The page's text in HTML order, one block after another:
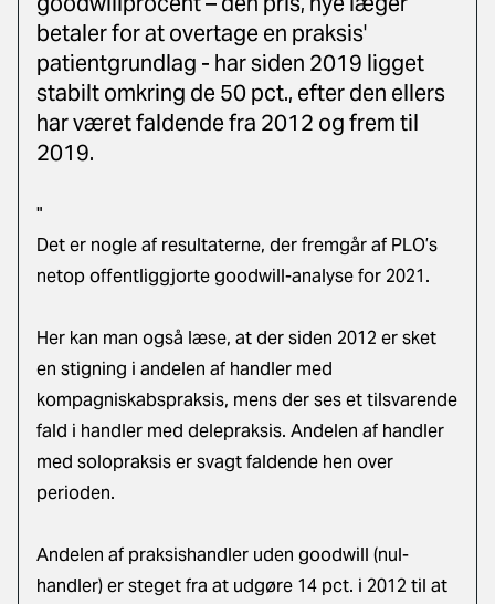
betaler for at overtage en praksis'
patientgrundlag - har siden 2019 ligget
stabilt omkring de 50 pct., efter den ellers
har været faldende fra 2012 og frem til
2019.
"
Det er nogle af resultaterne, der fremgår af PLO’s
netop offentliggjorte goodwill-analyse for 2021.
Her kan man også læse, at der siden 2012 er sket
en stigning i andelen af handler med
kompagniskabspraksis, mens der ses et tilsvarende
fald i handler med delepraksis. Andelen af handler
med solopraksis er svagt faldende hen over
perioden.
Andelen af praksishandler uden goodwill (nul-
handler) er steget fra at udgøre 14 pct. i 2012 til at